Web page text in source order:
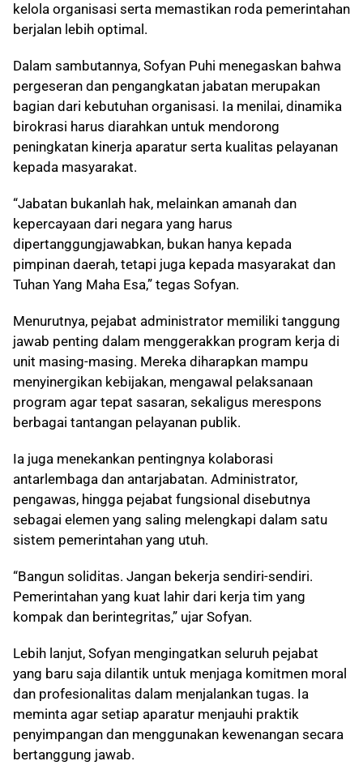
kelola organisasi serta memastikan roda pemerintahan
berjalan lebih optimal.
Dalam sambutannya, Sofyan Puhi menegaskan bahwa
pergeseran dan pengangkatan jabatan merupakan
bagian dari kebutuhan organisasi. Ia menilai, dinamika
birokrasi harus diarahkan untuk mendorong
peningkatan kinerja aparatur serta kualitas pelayanan
kepada masyarakat.
“Jabatan bukanlah hak, melainkan amanah dan
kepercayaan dari negara yang harus
dipertanggungjawabkan, bukan hanya kepada
pimpinan daerah, tetapi juga kepada masyarakat dan
Tuhan Yang Maha Esa,” tegas Sofyan.
Menurutnya, pejabat administrator memiliki tanggung
jawab penting dalam menggerakkan program kerja di
unit masing-masing. Mereka diharapkan mampu
menyinergikan kebijakan, mengawal pelaksanaan
program agar tepat sasaran, sekaligus merespons
berbagai tantangan pelayanan publik.
Ia juga menekankan pentingnya kolaborasi
antarlembaga dan antarjabatan. Administrator,
pengawas, hingga pejabat fungsional disebutnya
sebagai elemen yang saling melengkapi dalam satu
sistem pemerintahan yang utuh.
“Bangun soliditas. Jangan bekerja sendiri-sendiri.
Pemerintahan yang kuat lahir dari kerja tim yang
kompak dan berintegritas,” ujar Sofyan.
Lebih lanjut, Sofyan mengingatkan seluruh pejabat
yang baru saja dilantik untuk menjaga komitmen moral
dan profesionalitas dalam menjalankan tugas. Ia
meminta agar setiap aparatur menjauhi praktik
penyimpangan dan menggunakan kewenangan secara
bertanggung jawab.